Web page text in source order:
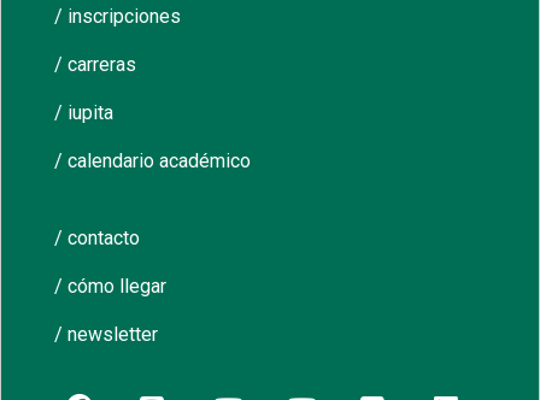
/ inscripciones
/ carreras
/ iupita
/ calendario académico
/ contacto
/ cómo llegar
/ newsletter